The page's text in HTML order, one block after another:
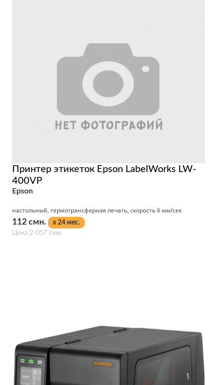
Принтер этикеток Epson LabelWorks LW-
400VP
Epson
настольный, термотрансферная печать, скорость 6 мм/сек
112 смн.
x 24 мес.
Цена 2 057 смн.